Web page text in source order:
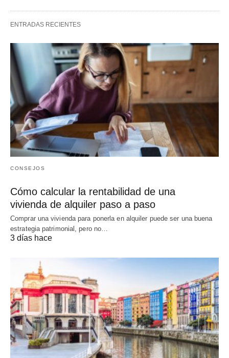
ENTRADAS RECIENTES
CONSEJOS
Cómo calcular la rentabilidad de una
vivienda de alquiler paso a paso
Comprar una vivienda para ponerla en alquiler puede ser una buena
estrategia patrimonial, pero no…
3 días hace